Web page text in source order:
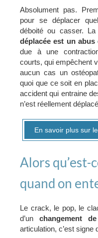
Absolument pas.
pour se déplacer
déboité ou casser.
déplacée est un abus
due à une
courts, qui empêchent
aucun cas un
quoi que ce soit en
accident qui entraine
n’est réellement
En savoir plus sur
Alors qu’est-
quand on
Le crack, le pop, le
d’unchangement
articulation, c’est signe